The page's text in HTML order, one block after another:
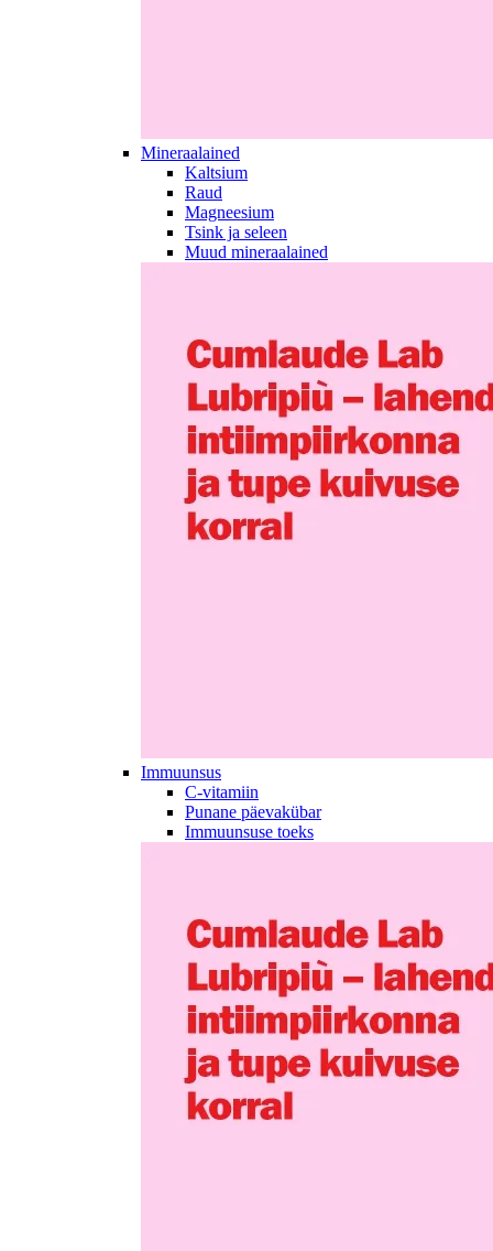
Mineraalained
Kaltsium
Raud
Magneesium
Tsink ja seleen
Muud mineraalained
Immuunsus
C-vitamiin
Punane päevakübar
Immuunsuse toeks